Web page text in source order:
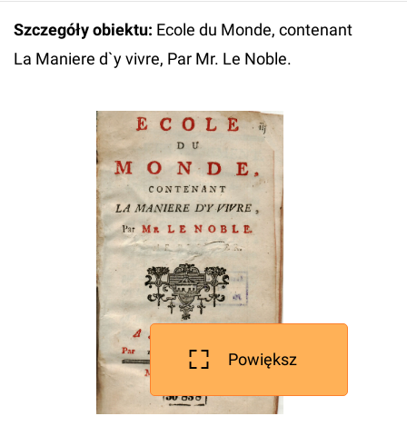
Szczegóły obiektu: Ecole du Monde, contenant
La Maniere d`y vivre, Par Mr. Le Noble.
Powiększ